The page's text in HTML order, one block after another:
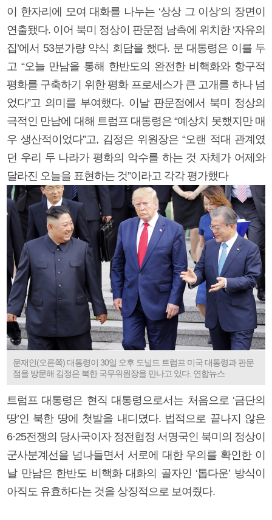
이 한자리에 모여 대화를 나누는 ‘상상 그 이상’의 장면이
연출됐다. 이어 북미 정상이 판문점 남측에 위치한 ‘자유의
집’에서 53분가량 약식 회담을 했다. 문 대통령은 이를 두
고 “오늘 만남을 통해 한반도의 완전한 비핵화와 항구적
평화를 구축하기 위한 평화 프로세스가 큰 고개를 하나 넘
었다”고 의미를 부여했다. 이날 판문점에서 북미 정상의
극적인 만남에 대해 트럼프 대통령은 “예상치 못했지만 매
우 생산적이었다”고, 김정은 위원장은 “오랜 적대 관계였
던 우리 두 나라가 평화의 악수를 하는 것 자체가 어제와
달라진 오늘을 표현하는 것”이라고 각각 평가했다
문재인(오른쪽) 대통령이 30일 오후 도널드 트럼프 미국 대통령과 판문
점을 방문해 김정은 북한 국무위원장을 만나고 있다. 연합뉴스
트럼프 대통령은 현직 대통령으로서는 처음으로 ‘금단의
땅’인 북한 땅에 첫발을 내디뎠다. 법적으로 끝나지 않은
6·25전쟁의 당사국이자 정전협정 서명국인 북미의 정상이
군사분계선을 넘나들면서 서로에 대한 우의를 확인한 이
날 만남은 한반도 비핵화 대화의 골자인 ‘톱다운’ 방식이
아직도 유효하다는 것을 상징적으로 보여줬다.